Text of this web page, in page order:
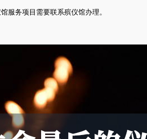
服务项目需要联系殡仪馆办理。